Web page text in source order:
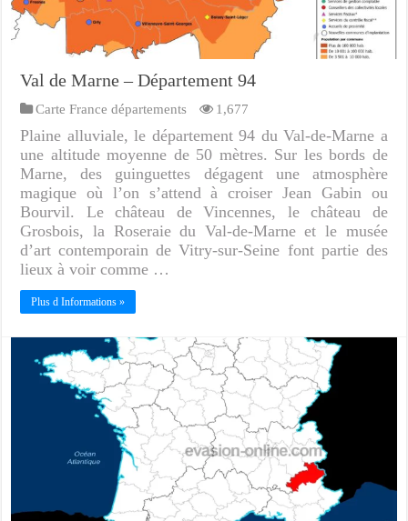
Val de Marne – Département 94
Carte France départements 1,677
Plaine alluviale, le département 94 du Val-de-Marne a
une altitude moyenne de 50 mètres. Sur les bords de
Marne, des guinguettes dégagent une atmosphère
magique où l’on s’attend à croiser Jean Gabin ou
Bourvil. Le château de Vincennes, le château de
Grosbois, la Roseraie du Val-de-Marne et le musée
d’art contemporain de Vitry-sur-Seine font partie des
lieux à voir comme …
Plus d Informations »